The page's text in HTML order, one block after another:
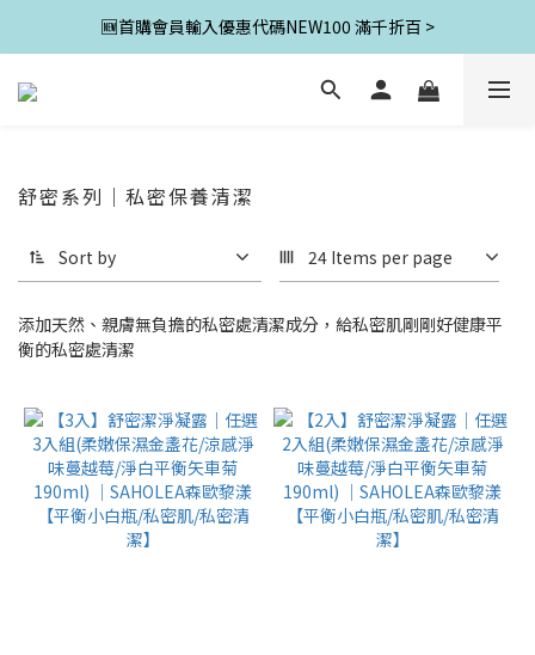
🆕首購會員輸入優惠代碼NEW100 滿千折百 >
舒密系列｜私密保養清潔
Sort by 24 Items per page
添加天然、親膚無負擔的私密處清潔成分，給私密肌剛剛好健康平
衡的私密處清潔